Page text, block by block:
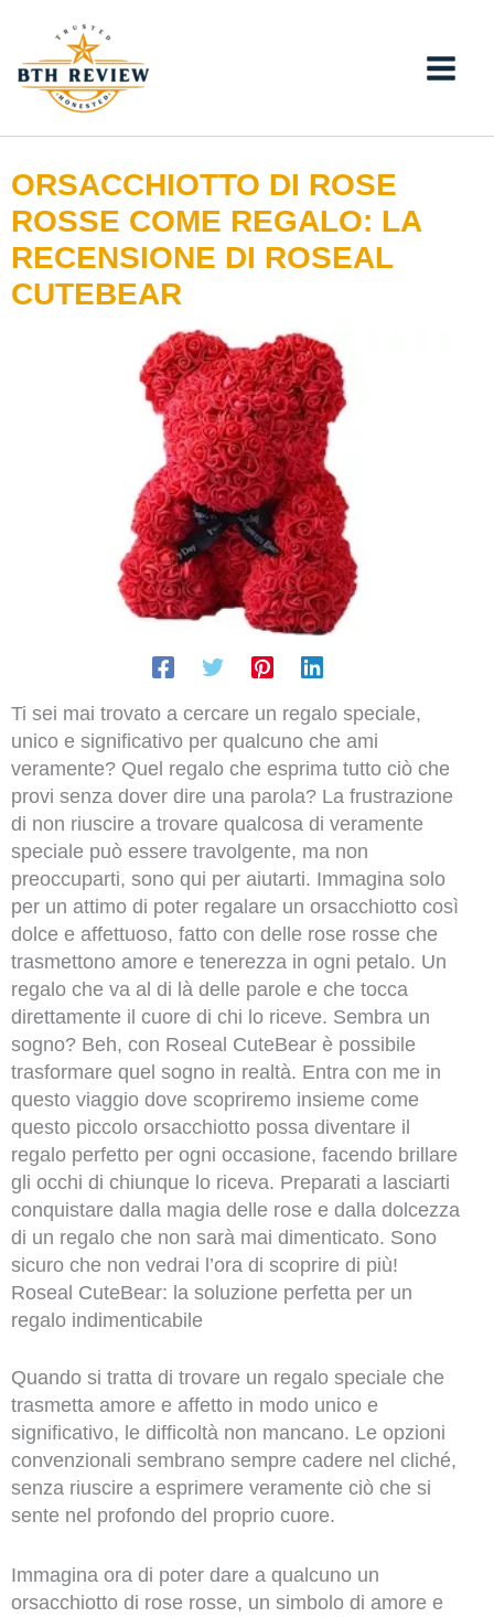
contenuto
ORSACCHIOTTO DI ROSE
ROSSE COME REGALO: LA
RECENSIONE DI ROSEAL
CUTEBEAR
Ti sei mai trovato a cercare un regalo speciale,
unico e significativo per qualcuno che ami
veramente? Quel regalo che esprima tutto ciò che
provi senza dover dire una parola? La frustrazione
di non riuscire a trovare qualcosa di veramente
speciale può essere travolgente, ma non
preoccuparti, sono qui per aiutarti. Immagina solo
per un attimo di poter regalare un orsacchiotto così
dolce e affettuoso, fatto con delle rose rosse che
trasmettono amore e tenerezza in ogni petalo. Un
regalo che va al di là delle parole e che tocca
direttamente il cuore di chi lo riceve. Sembra un
sogno? Beh, con Roseal CuteBear è possibile
trasformare quel sogno in realtà. Entra con me in
questo viaggio dove scopriremo insieme come
questo piccolo orsacchiotto possa diventare il
regalo perfetto per ogni occasione, facendo brillare
gli occhi di chiunque lo riceva. Preparati a lasciarti
conquistare dalla magia delle rose e dalla dolcezza
di un regalo che non sarà mai dimenticato. Sono
sicuro che non vedrai l’ora di scoprire di più!
Roseal CuteBear: la soluzione perfetta per un
regalo indimenticabile
Quando si tratta di trovare un regalo speciale che
trasmetta amore e affetto in modo unico e
significativo, le difficoltà non mancano. Le opzioni
convenzionali sembrano sempre cadere nel cliché,
senza riuscire a esprimere veramente ciò che si
sente nel profondo del proprio cuore.
Immagina ora di poter dare a qualcuno un
orsacchiotto di rose rosse, un simbolo di amore e